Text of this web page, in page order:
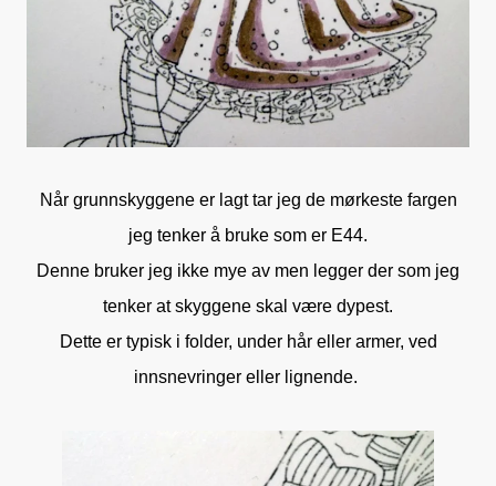
Når grunnskyggene er lagt tar jeg de mørkeste fargen
jeg tenker å bruke som er E44.
Denne bruker jeg ikke mye av men legger der som jeg
tenker at skyggene skal være dypest.
Dette er typisk i folder, under hår eller armer, ved
innsnevringer eller lignende.